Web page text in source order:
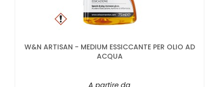
W&N ARTISAN - MEDIUM ESSICCANTE PER OLIO AD
ACQUA